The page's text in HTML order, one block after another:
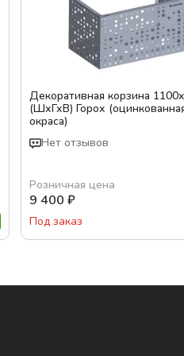
Декоративная корзина
(ШхГхВ) Горох
окраса)
Нет отзывов
Розничная цена
9 400 ₽
Под заказ